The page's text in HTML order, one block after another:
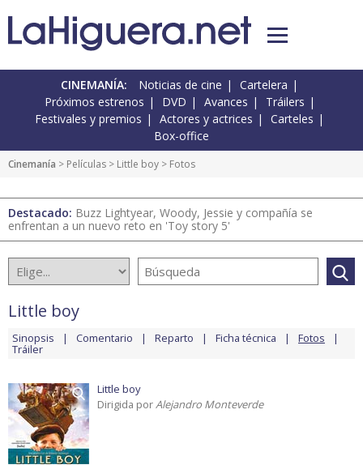
CINEMANÍA: Noticias de cine
Cartelera
Próximos estrenos
DVD Avances
Tráilers
Festivales y premios
Actores y actrices
Carteles
Box-office
Cinemanía > Películas > Little boy > Fotos
Destacado: Buzz Lightyear, Woody, Jessie y compañía se
enfrentan a un nuevo reto en 'Toy story 5'
Little boy
Sinopsis Comentario Reparto Ficha técnica Fotos
Tráiler
Little boy
Dirigida porAlejandro Monteverde